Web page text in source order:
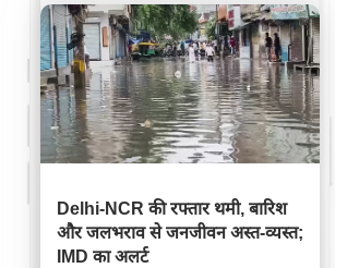
Delhi-NCR की रफ्तार थमी, बारिश
और जलभराव से जनजीवन अस्त-व्यस्त;
IMD का अलर्ट